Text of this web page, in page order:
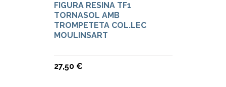
FIGURA RESINA TF1
TORNASOL AMB
TROMPETETA COL.LEC
MOULINSART
27,50 €